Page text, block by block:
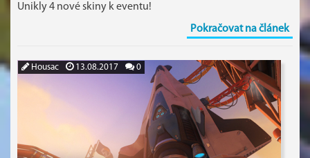
Unikly 4 nové skiny k eventu!
Pokračovat na článek
Housac 13.08.2017 0